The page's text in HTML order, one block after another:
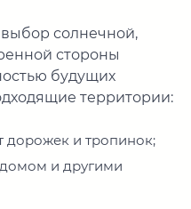
солнечной,
стороны
будущих
территории:
дорожек и тропинок;
и другими